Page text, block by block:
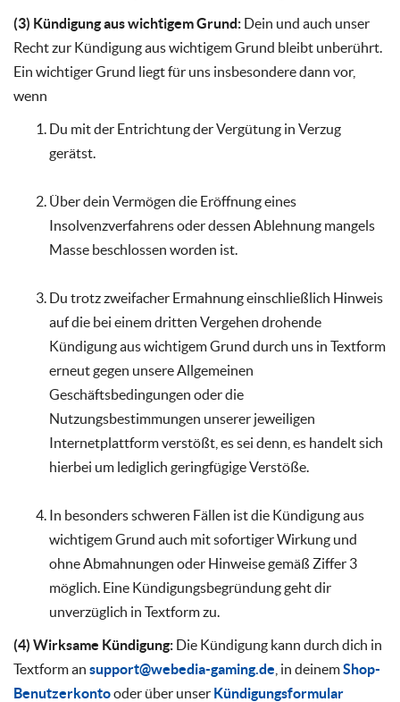
(3) Kündigung aus wichtigem Grund: Dein und auch unser
Recht zur Kündigung aus wichtigem Grund bleibt unberührt.
Ein wichtiger Grund liegt für uns insbesondere dann vor,
wenn
Du mit der Entrichtung der Vergütung in Verzug
gerätst.
Über dein Vermögen die Eröffnung eines
Insolvenzverfahrens oder dessen Ablehnung mangels
Masse beschlossen worden ist.
Du trotz zweifacher Ermahnung einschließlich Hinweis
auf die bei einem dritten Vergehen drohende
Kündigung aus wichtigem Grund durch uns in Textform
erneut gegen unsere Allgemeinen
Geschäftsbedingungen oder die
Nutzungsbestimmungen unserer jeweiligen
Internetplattform verstößt, es sei denn, es handelt sich
hierbei um lediglich geringfügige Verstöße.
In besonders schweren Fällen ist die Kündigung aus
wichtigem Grund auch mit sofortiger Wirkung und
ohne Abmahnungen oder Hinweise gemäß Ziffer 3
möglich. Eine Kündigungsbegründung geht dir
unverzüglich in Textform zu.
(4) Wirksame Kündigung: Die Kündigung kann durch dich in
Textform an support@webedia-gaming.de , in deinemShop-
Benutzerkontooder über unser Kündigungsformular